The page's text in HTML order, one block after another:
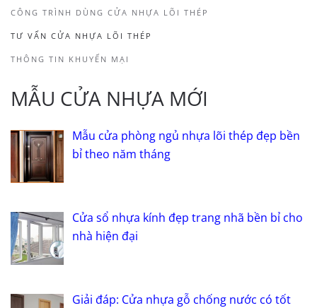
CÔNG TRÌNH DÙNG CỬA NHỰA LÕI THÉP
TƯ VẤN CỬA NHỰA LÕI THÉP
THÔNG TIN KHUYẾN MẠI
MẪU CỬA NHỰA MỚI
Mẫu cửa phòng ngủ nhựa lõi thép đẹp bền
bỉ theo năm tháng
Cửa sổ nhựa kính đẹp trang nhã bền bỉ cho
nhà hiện đại
Giải đáp: Cửa nhựa gỗ chống nước có tốt